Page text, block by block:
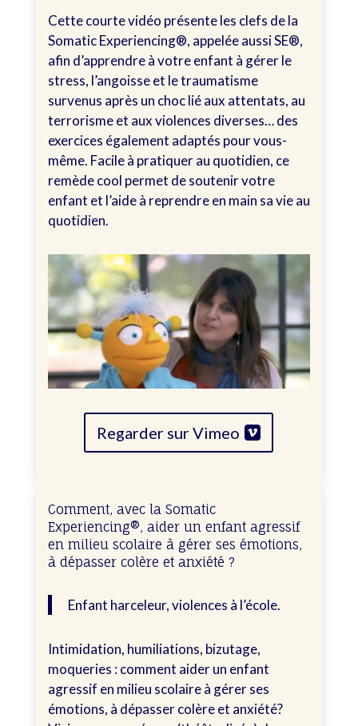
Cette courte vidéo présente les clefs de la
Somatic Experiencing®, appelée aussi SE®,
afin d’apprendre à votre enfant à gérer le
stress, l’angoisse et le traumatisme
survenus après un choc lié aux attentats, au
terrorisme et aux violences diverses… des
exercices également adaptés pour vous-
même. Facile à pratiquer au quotidien, ce
remède cool permet de soutenir votre
enfant et l’aide à reprendre en main sa vie au
quotidien.
Regarder sur Vimeo
Comment, avec la Somatic
Experiencing®, aider un enfant agressif
en milieu scolaire à gérer ses émotions,
à dépasser colère et anxiété ?
Enfant harceleur, violences à l’école.
Intimidation, humiliations, bizutage,
moqueries : comment aider un enfant
agressif en milieu scolaire à gérer ses
émotions, à dépasser colère et anxiété?